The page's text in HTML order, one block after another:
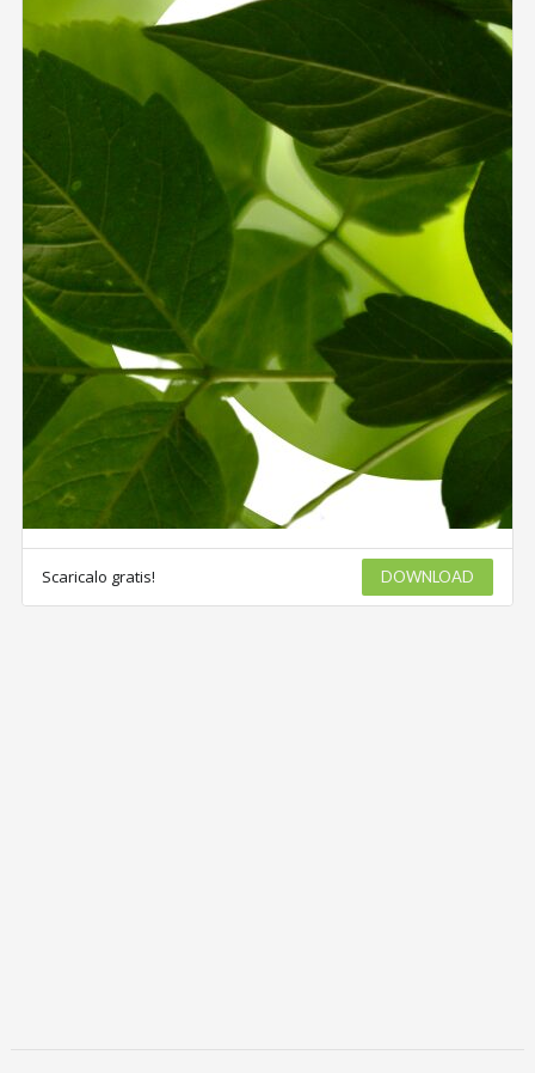
Scaricalo gratis! DOWNLOAD